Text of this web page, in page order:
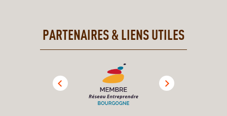
PARTENAIRES & LIENS UTILES